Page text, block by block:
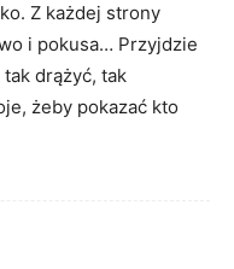
Z każdej strony
i pokusa… Przyjdzie
drążyć, tak
żeby pokazać kto